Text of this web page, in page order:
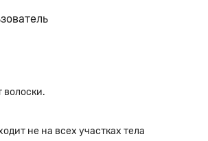
волоски.
не на всех участках тела